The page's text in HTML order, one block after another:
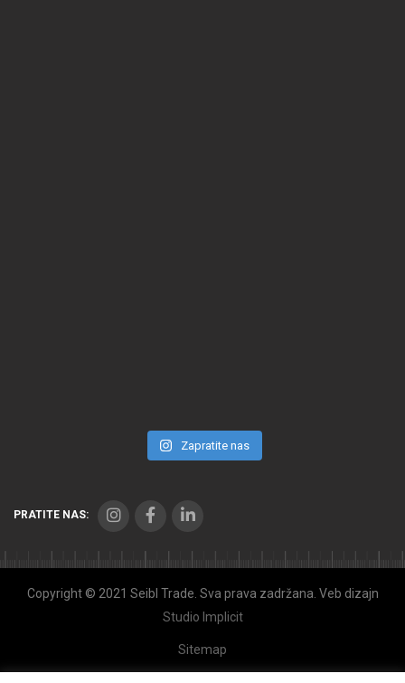
Zapratite nas
PRATITE NAS:
Copyright © 2021 Seibl Trade. Sva prava zadržana. Veb dizajn
Studio Implicit
Sitemap